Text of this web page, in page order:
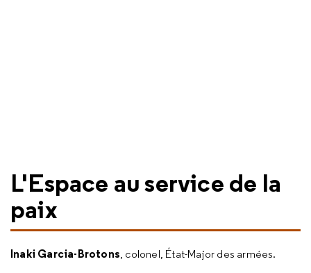
L'Espace au service de la
paix
Inaki Garcia-Brotons, colonel, État-Major des armées.